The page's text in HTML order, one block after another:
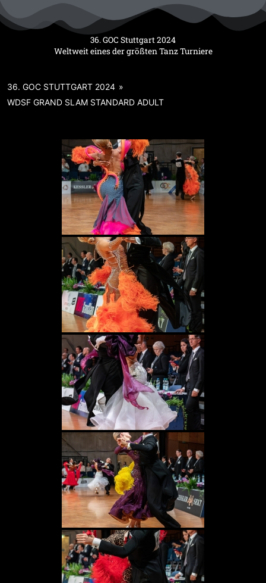
Inhalt
36. GOC Stuttgart 2024
Weltweit eines der größten Tanz Turniere
36. GOC STUTTGART 2024 »
WDSF GRAND SLAM STANDARD ADULT